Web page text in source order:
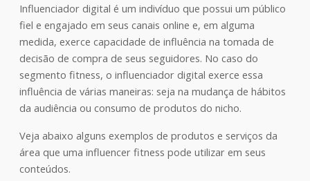
Influenciador digital é um indivíduo que possui um público
fiel e engajado em seus canais online e, em alguma
medida, exerce capacidade de influência na tomada de
decisão de compra de seus seguidores. No caso do
segmento fitness, o influenciador digital exerce essa
influência de várias maneiras: seja na mudança de hábitos
da audiência ou consumo de produtos do nicho.
Veja abaixo alguns exemplos de produtos e serviços da
área que uma influencer fitness pode utilizar em seus
conteúdos.